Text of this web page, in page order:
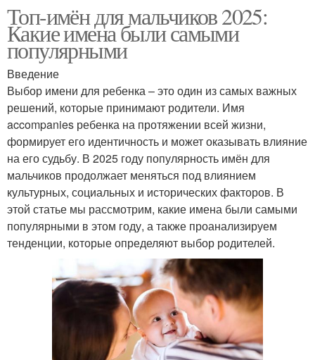
Топ-имён для мальчиков 2025:
Какие имена были самыми
популярными
Введение
Выбор имени для ребенка – это один из самых важных
решений, которые принимают родители. Имя
accompanies ребенка на протяжении всей жизни,
формирует его идентичность и может оказывать влияние
на его судьбу. В 2025 году популярность имён для
мальчиков продолжает меняться под влиянием
культурных, социальных и исторических факторов. В
этой статье мы рассмотрим, какие имена были самыми
популярными в этом году, а также проанализируем
тенденции, которые определяют выбор родителей.